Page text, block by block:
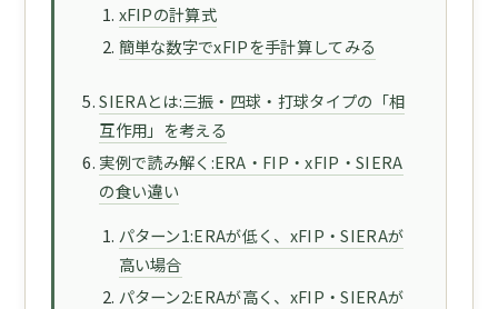
xFIPの計算式
簡単な数字でxFIPを手計算してみる
SIERAとは:三振・四球・打球タイプの「相
互作用」を考える
実例で読み解く:ERA・FIP・xFIP・SIERA
の食い違い
パターン1:ERAが低く、xFIP・SIERAが
高い場合
パターン2:ERAが高く、xFIP・SIERAが